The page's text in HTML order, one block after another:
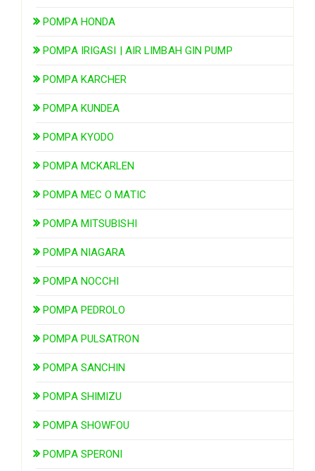
POMPA HONDA
POMPA IRIGASI | AIR LIMBAH GIN PUMP
POMPA KARCHER
POMPA KUNDEA
POMPA KYODO
POMPA MCKARLEN
POMPA MEC O MATIC
POMPA MITSUBISHI
POMPA NIAGARA
POMPA NOCCHI
POMPA PEDROLO
POMPA PULSATRON
POMPA SANCHIN
POMPA SHIMIZU
POMPA SHOWFOU
POMPA SPERONI